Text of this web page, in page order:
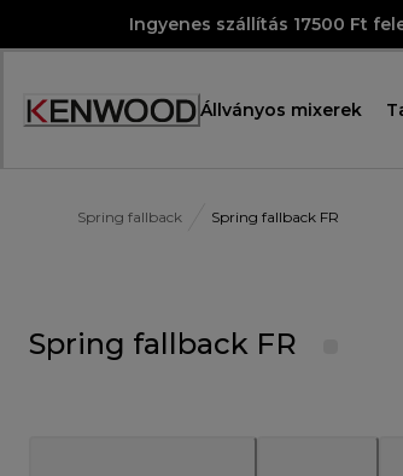
Ingyenes szállítás 17500 Ft
Accessibility
Állványos mixerek
Spring fallback Spring fallback FR
Spring fallback FR